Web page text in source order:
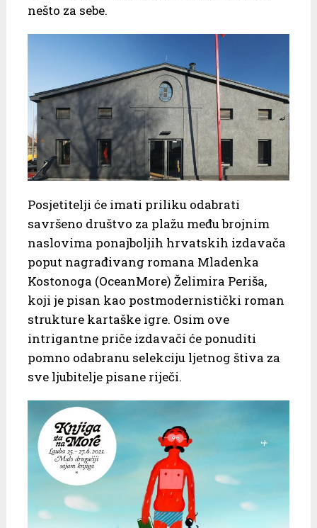
nešto za sebe.
Posjetitelji će imati priliku odabrati
savršeno društvo za plažu među brojnim
naslovima ponajboljih hrvatskih izdavača
poput nagrađivang romana Mladenka
Kostonoga (OceanMore) Želimira Periša,
koji je pisan kao postmodernistički roman
strukture kartaške igre. Osim ove
intrigantne priče izdavači će ponuditi
pomno odabranu selekciju ljetnog štiva za
sve ljubitelje pisane riječi.